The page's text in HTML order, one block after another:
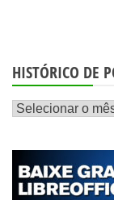
posts
HISTÓRICO DE
Histórico
postagens